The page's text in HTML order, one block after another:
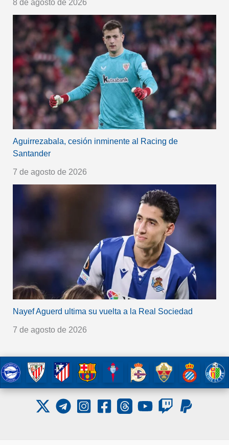
8 de agosto de 2026
Aguirrezabala, cesión inminente al Racing de
Santander
7 de agosto de 2026
Nayef Aguerd ultima su vuelta a la Real Sociedad
7 de agosto de 2026